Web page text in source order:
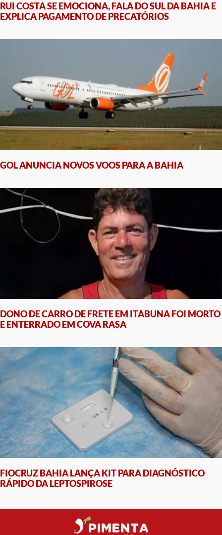
RUI COSTA SE EMOCIONA, FALA DO SUL DA BAHIA E
EXPLICA PAGAMENTO DE PRECATÓRIOS
GOL ANUNCIA NOVOS VOOS PARA A BAHIA
DONO DE CARRO DE FRETE EM ITABUNA FOI MORTO
E ENTERRADO EM COVA RASA
FIOCRUZ BAHIA LANÇA KIT PARA DIAGNÓSTICO
RÁPIDO DA LEPTOSPIROSE